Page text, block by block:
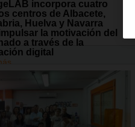
incorpora cuatro
centros de Albacete,
Huelva y Navarra
la motivación del
a través de la
digital